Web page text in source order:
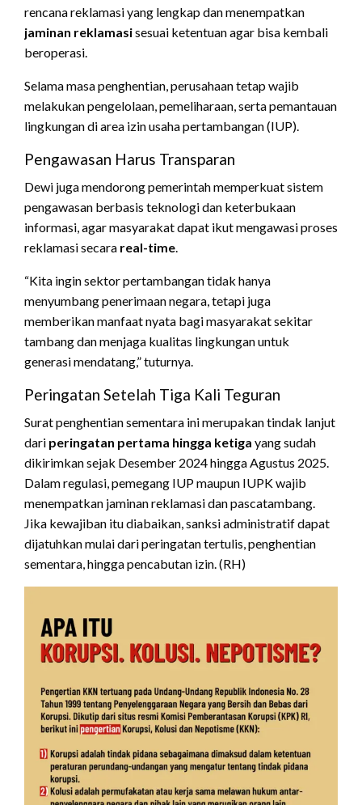
rencana reklamasi yang lengkap dan menempatkan
jaminan reklamasisesuai ketentuan agar bisa kembali
beroperasi.
Selama masa penghentian, perusahaan tetap wajib
melakukan pengelolaan, pemeliharaan, serta pemantauan
lingkungan di area izin usaha pertambangan (IUP).
Pengawasan Harus Transparan
Dewi juga mendorong pemerintah memperkuat sistem
pengawasan berbasis teknologi dan keterbukaan
informasi, agar masyarakat dapat ikut mengawasi proses
reklamasi secara real-time.
“Kita ingin sektor pertambangan tidak hanya
menyumbang penerimaan negara, tetapi juga
memberikan manfaat nyata bagi masyarakat sekitar
tambang dan menjaga kualitas lingkungan untuk
generasi mendatang,” tuturnya.
Peringatan Setelah Tiga Kali Teguran
Surat penghentian sementara ini merupakan tindak lanjut
dari peringatan pertama hingga ketiga yang sudah
dikirimkan sejak Desember 2024 hingga Agustus 2025.
Dalam regulasi, pemegang IUP maupun IUPK wajib
menempatkan jaminan reklamasi dan pascatambang.
Jika kewajiban itu diabaikan, sanksi administratif dapat
dijatuhkan mulai dari peringatan tertulis, penghentian
sementara, hingga pencabutan izin. (RH)